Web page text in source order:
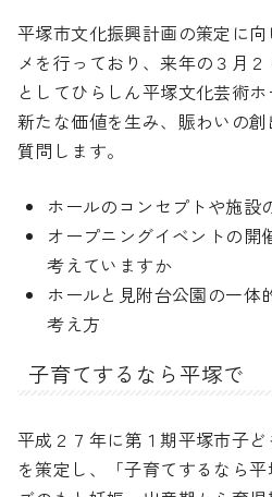
平塚市文化振興計画の策定に
メを行っており、来年の３月
としてひらしん平塚文化芸術ホ
新たな価値を生み、賑わいの
質問します。
ホールのコンセプトや施設
オープニングイベントの開
考えていますか
ホールと見附台公園の一体
考え方
子育てするなら平塚で
平成２７年に第１期平塚市子
を策定し、「子育てするなら